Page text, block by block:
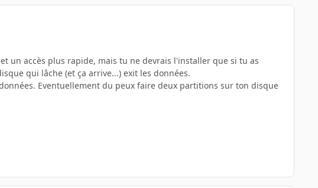
un accès plus rapide, mais tu ne devrais l'installer que si tu as
qui lâche (et ça arrive...) exit les données.
Eventuellement du peux faire deux partitions sur ton disque